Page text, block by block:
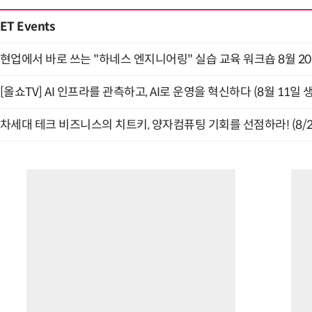
ET Events
현업에서 바로 쓰는 "하네스 엔지니어링" 실습 교육 워크숍 8월
[올쇼TV] AI 인프라를 관측하고, AI로 운영을 혁신하다 (8월 11일
차세대 테크 비즈니스의 치트키, 양자컴퓨팅 기회를 선점하라! (8/